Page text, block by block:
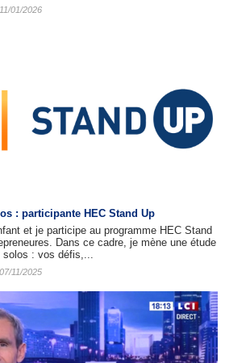
01/2026
: participante HEC Stand Up
et je participe au programme HEC Stand
Dans ce cadre, je mène une étude
solos : vos défis,...
11/2025